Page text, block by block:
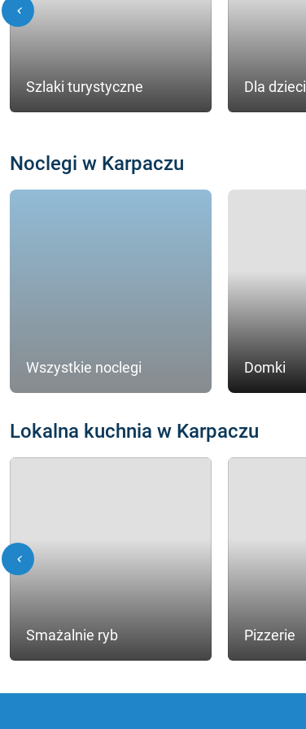
Szlaki turystyczne Dla dzieci
chevron_left
Noclegi w Karpaczu
Wszystkie noclegi Domki
Lokalna kuchnia w Karpaczu
Smażalnie ryb Pizzerie
chevron_left